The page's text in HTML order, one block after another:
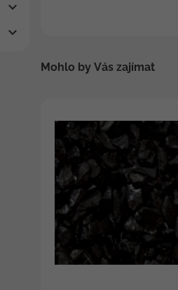
Mohlo by Vás zajímat